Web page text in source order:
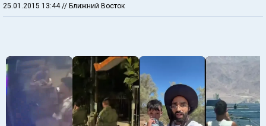
25.01.2015 13:44 // Ближний Восток